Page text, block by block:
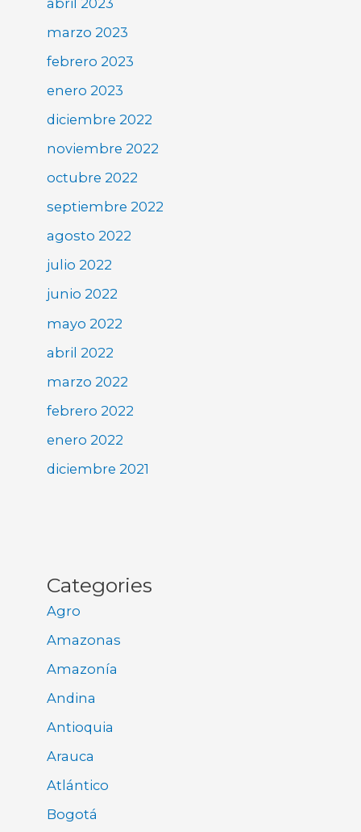
marzo 2023
febrero 2023
enero 2023
diciembre 2022
noviembre 2022
octubre 2022
septiembre 2022
agosto 2022
julio 2022
junio 2022
mayo 2022
abril 2022
marzo 2022
febrero 2022
enero 2022
diciembre 2021
Categories
Agro
Amazonas
Amazonía
Andina
Antioquia
Arauca
Atlántico
Bogotá